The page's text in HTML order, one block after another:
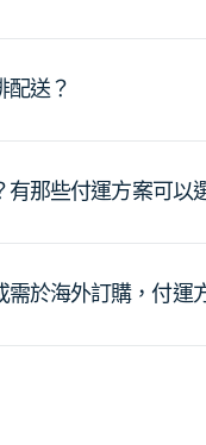
配送？
那些付運方案可以
於海外訂購，付運